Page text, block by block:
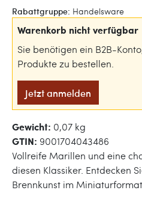
Rabattgruppe: Handelsware
Warenkorb nicht verfügbar
Sie benötigen ein B2B-
Produkte zu bestellen.
Jetzt anmelden
Gewicht: 0,07 kg
GTIN: 9001704043486
Vollreife Marillen und eine
diesen Klassiker. Entdecken
Brennkunst im Miniaturformat.